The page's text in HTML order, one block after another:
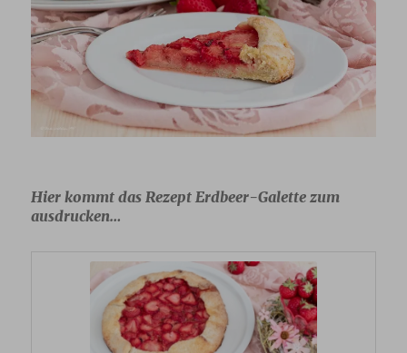
Hier kommt das Rezept Erdbeer-Galette zum
ausdrucken…